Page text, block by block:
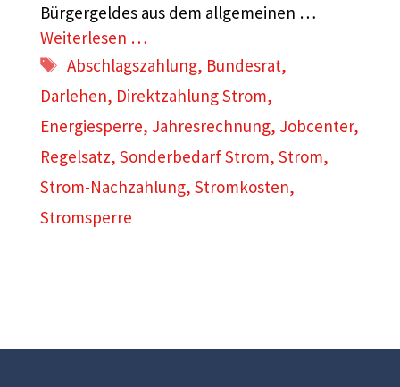
Bürgergeldes aus dem allgemeinen …
Weiterlesen …
Schlagwörter
Abschlagszahlung, Bundesrat,
Darlehen, Direktzahlung Strom,
Energiesperre, Jahresrechnung, Jobcenter,
Regelsatz, Sonderbedarf Strom, Strom,
Strom-Nachzahlung, Stromkosten,
Stromsperre